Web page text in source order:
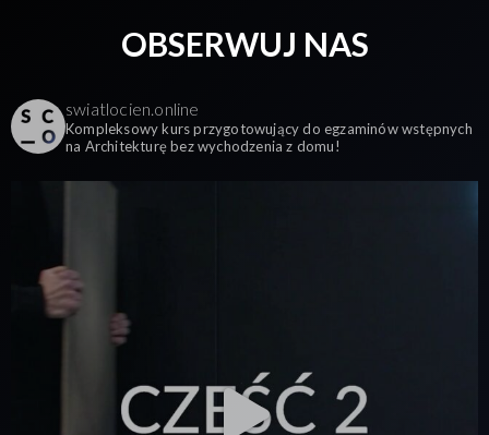
OBSERWUJ NAS
swiatlocien.online
Kompleksowy kurs przygotowujący do egzaminów wstępnych
na Architekturę bez wychodzenia z domu!